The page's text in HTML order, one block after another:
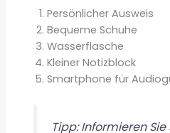
Persönlicher Ausweis
Bequeme Schuhe
Wasserflasche
Kleiner Notizblock
Smartphone für
Tipp: Informieren